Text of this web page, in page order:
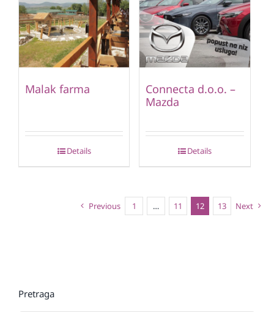
Malak farma
Details
Connecta d.o.o. –
Mazda
Details
Previous 1 … 11 12 13 Next
Pretraga